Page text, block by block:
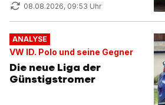
08.08.2026, 09:53 Uhr
ANALYSE
VW ID. Polo und seine Gegner
Die neue Liga der
Günstigstromer